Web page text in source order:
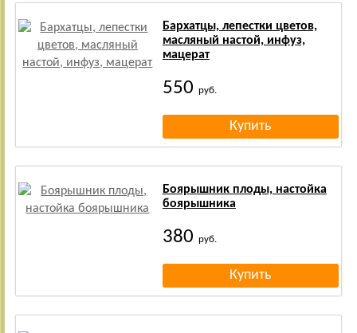
Бархатцы, лепестки цветов,
масляный настой, инфуз,
мацерат
550 руб.
Боярышник плоды, настойка
боярышника
380 руб.